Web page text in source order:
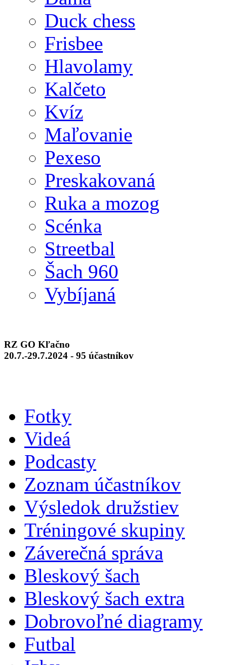
Duck chess
Frisbee
Hlavolamy
Kalčeto
Kvíz
Maľovanie
Pexeso
Preskakovaná
Ruka a mozog
Scénka
Streetbal
Šach 960
Vybíjaná
RZ GO Kľačno
20.7.-29.7.2024 - 95 účastníkov
Fotky
Videá
Podcasty
Zoznam účastníkov
Výsledok družstiev
Tréningové skupiny
Záverečná správa
Bleskový šach
Bleskový šach extra
Dobrovoľné diagramy
Futbal